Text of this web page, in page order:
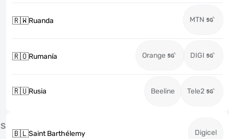
🇷🇼Ruanda MTN
🇷🇴Rumanía Orange DIGI
🇷🇺Rusia Beeline Tele2
S
🇧🇱Saint Barthélemy Digicel